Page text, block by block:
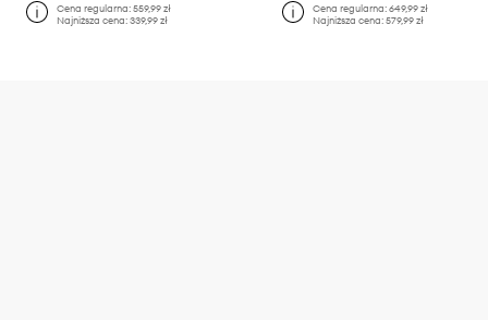
Cena regularna:559,99 zł
Najniższa cena:339,99 zł
Cena regularna: 649,99 zł
Najniższa cena: 579,99 zł